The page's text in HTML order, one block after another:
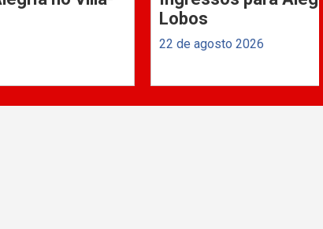
Lobos
22 de agosto 2026